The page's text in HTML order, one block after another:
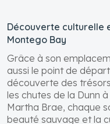
Découverte culturelle
Montego Bay
Grâce à son
aussi le point de
découverte des
les chutes de la Dunn
Martha Brae, chaque
beauté sauvage et la